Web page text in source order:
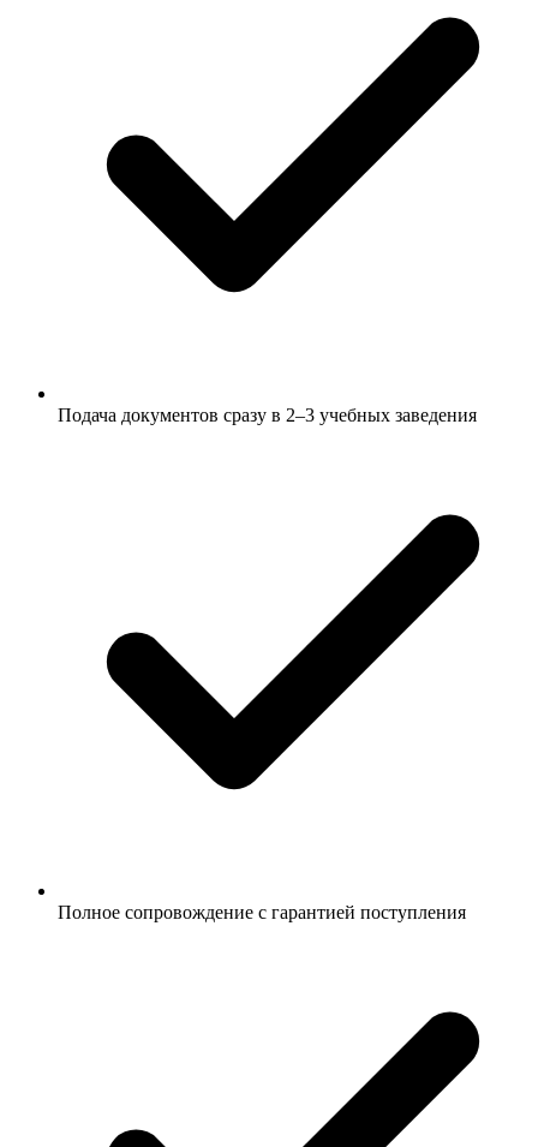
Подача документов сразу в 2–3 учебных заведения
Полное сопровождение с гарантией поступления